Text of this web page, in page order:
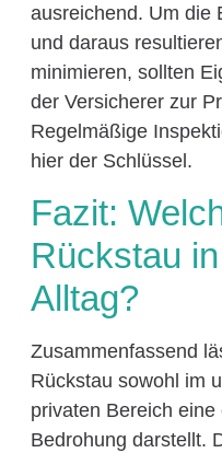
ausreichend. Um die
und daraus
minimieren, sollten
der Versicherer zur
Regelmäßige
hier der Schlüssel.
Fazit:
Rückstau
Alltag?
Zusammenfassend
Rückstau sowohl im
privaten Bereich
Bedrohung darstellt.